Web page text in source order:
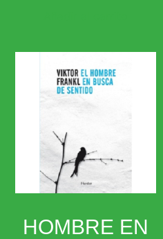
HOMBRE EN